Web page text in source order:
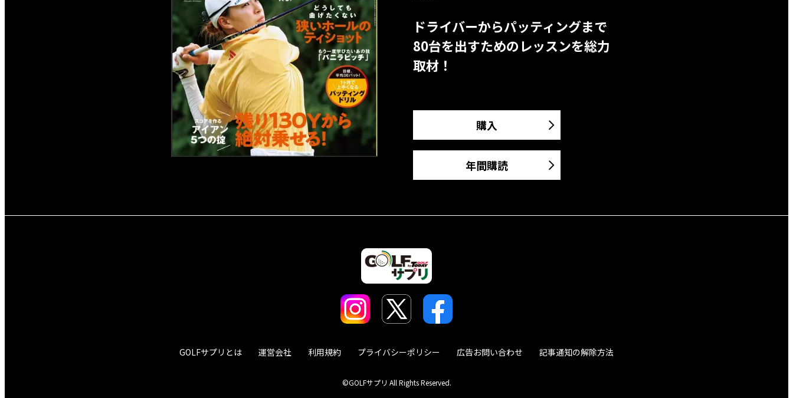
ドライバーからパッティングまで
80台を出すためのレッスンを総力
取材！
購入
年間購読
GOLFサプリとは 運営会社 利用規約 プライバシーポリシー 広告お問い合わせ 記事通知の解除方法
©GOLFサプリ All Rights Reserved.